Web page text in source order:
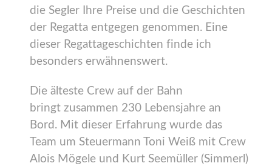
die Segler Ihre Preise und die Geschichten
der Regatta entgegen genommen. Eine
dieser Regattageschichten finde ich
besonders erwähnenswert.
Die älteste Crew auf der Bahn
bringt zusammen 230 Lebensjahre an
Bord. Mit dieser Erfahrung wurde das
Team um Steuermann Toni Weiß mit Crew
Alois Mögele und Kurt Seemüller (Simmerl)